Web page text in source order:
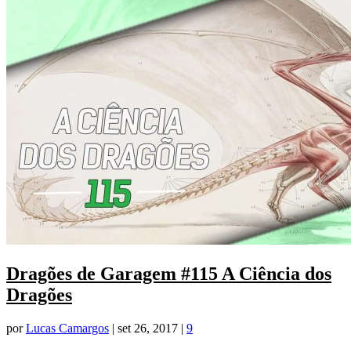
Dragões de Garagem #115 A Ciência dos
Dragões
porLucas Camargos | set 26, 2017 | 9